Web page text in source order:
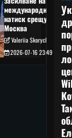
международния
натиск срещу
Москва
Valeriia Skorych
2026-07-16 23:49